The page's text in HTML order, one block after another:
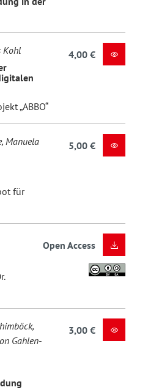
Kohl
„ABBO“
4,00 €
Manuela
für
5,00 €
Open Access
Gahlen-
3,00 €